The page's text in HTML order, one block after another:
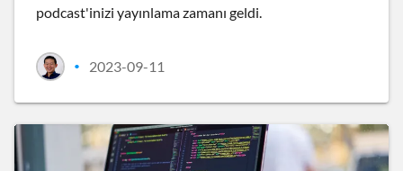
podcast'inizi yayınlama zamanı geldi.
• 2023-09-11